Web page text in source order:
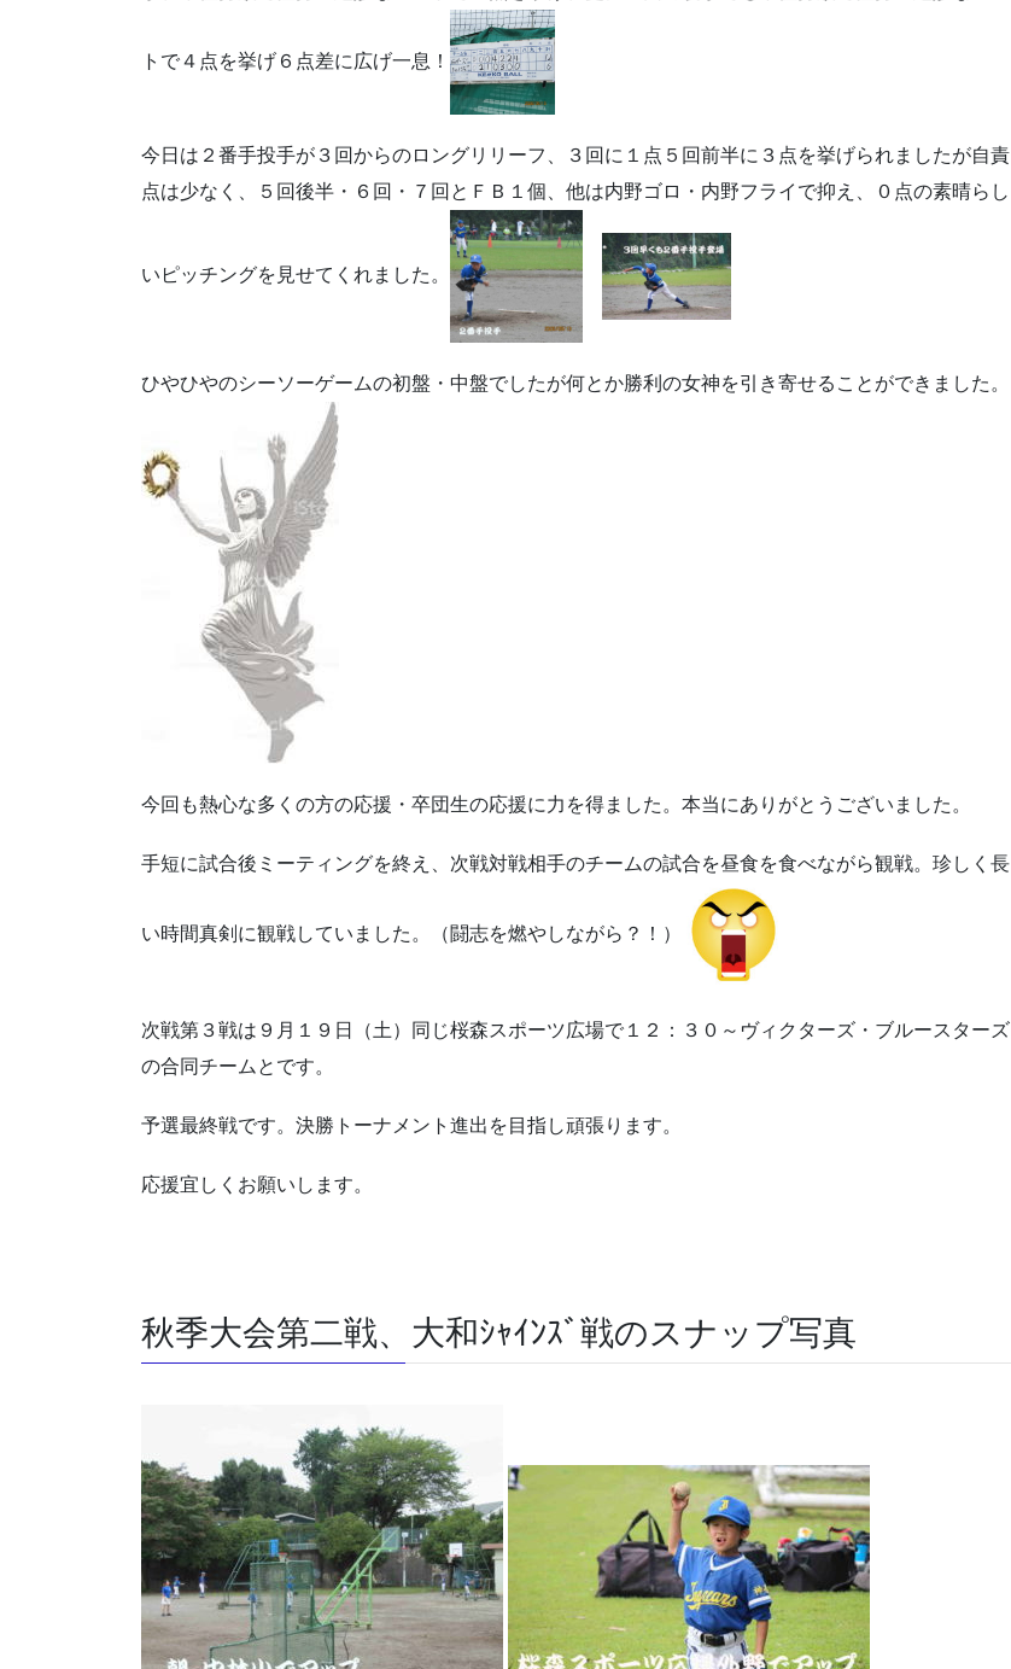
トで４点を挙げ６点差に広げ一息！
今日は２番手投手が３回からのロングリリーフ、３回に１点５回前半に３点を挙げられましたが自責
点は少なく、５回後半・６回・７回とＦＢ１個、他は内野ゴロ・内野フライで抑え、０点の素晴らし
いピッチングを見せてくれました。
ひやひやのシーソーゲームの初盤・中盤でしたが何とか勝利の女神を引き寄せることができました。
今回も熱心な多くの方の応援・卒団生の応援に力を得ました。本当にありがとうございました。
手短に試合後ミーティングを終え、次戦対戦相手のチームの試合を昼食を食べながら観戦。珍しく長
い時間真剣に観戦していました。（闘志を燃やしながら？！）
次戦第３戦は９月１９日（土）同じ桜森スポーツ広場で１２：３０～ヴィクターズ・ブルースターズ
の合同チームとです。
予選最終戦です。決勝トーナメント進出を目指し頑張ります。
応援宜しくお願いします。
秋季大会第二戦、大和ｼｬｲﾝｽﾞ戦のスナップ写真